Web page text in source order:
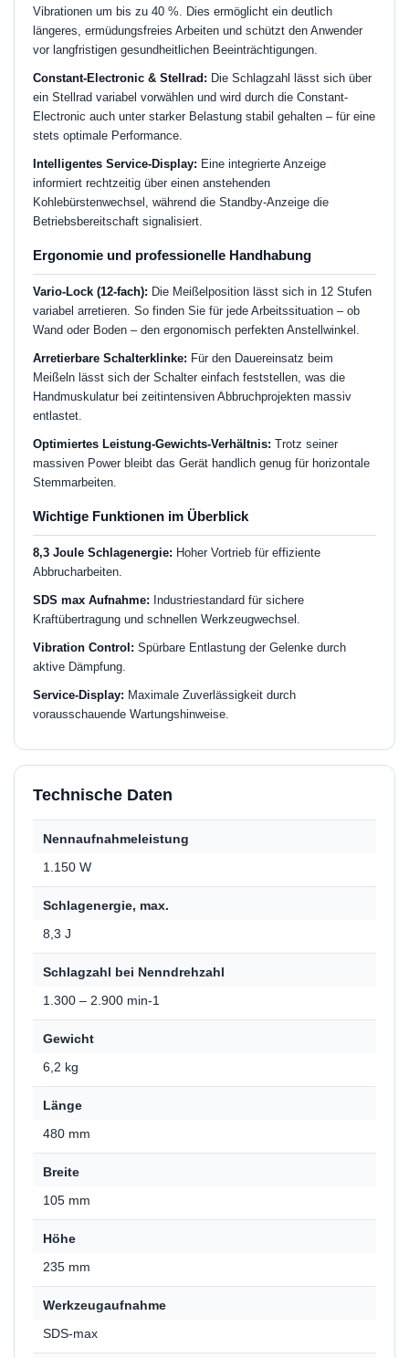
Vibrationen um bis zu 40 %. Dies ermöglicht ein deutlich
längeres, ermüdungsfreies Arbeiten und schützt den Anwender
vor langfristigen gesundheitlichen Beeinträchtigungen.
Constant-Electronic & Stellrad: Die Schlagzahl lässt sich über
ein Stellrad variabel vorwählen und wird durch die Constant-
Electronic auch unter starker Belastung stabil gehalten – für eine
stets optimale Performance.
Intelligentes Service-Display: Eine integrierte Anzeige
informiert rechtzeitig über einen anstehenden
Kohlebürstenwechsel, während die Standby-Anzeige die
Betriebsbereitschaft signalisiert.
Ergonomie und professionelle Handhabung
Vario-Lock (12-fach): Die Meißelposition lässt sich in 12 Stufen
variabel arretieren. So finden Sie für jede Arbeitssituation – ob
Wand oder Boden – den ergonomisch perfekten Anstellwinkel.
Arretierbare Schalterklinke: Für den Dauereinsatz beim
Meißeln lässt sich der Schalter einfach feststellen, was die
Handmuskulatur bei zeitintensiven Abbruchprojekten massiv
entlastet.
Optimiertes Leistung-Gewichts-Verhältnis: Trotz seiner
massiven Power bleibt das Gerät handlich genug für horizontale
Stemmarbeiten.
Wichtige Funktionen im Überblick
8,3 Joule Schlagenergie: Hoher Vortrieb für effiziente
Abbrucharbeiten.
SDS max Aufnahme: Industriestandard für sichere
Kraftübertragung und schnellen Werkzeugwechsel.
Vibration Control: Spürbare Entlastung der Gelenke durch
aktive Dämpfung.
Service-Display: Maximale Zuverlässigkeit durch
vorausschauende Wartungshinweise.
Technische Daten
Nennaufnahmeleistung
1.150 W
Schlagenergie, max.
8,3 J
Schlagzahl bei Nenndrehzahl
1.300 – 2.900 min-1
Gewicht
6,2 kg
Länge
480 mm
Breite
105 mm
Höhe
235 mm
Werkzeugaufnahme
SDS-max